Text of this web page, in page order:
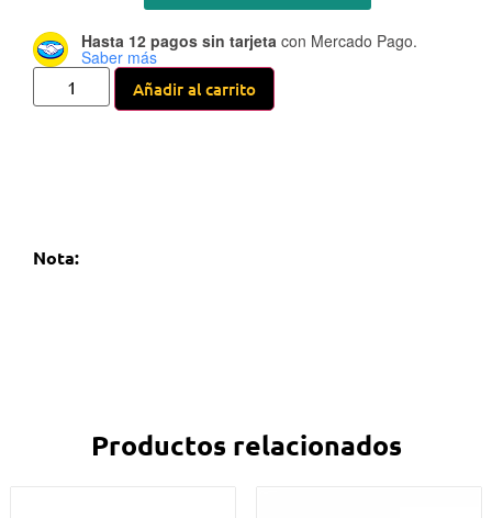
Hasta 12 pagos sin tarjeta con Mercado Pago.
Saber más
Añadir al carrito
Nota:
Productos relacionados